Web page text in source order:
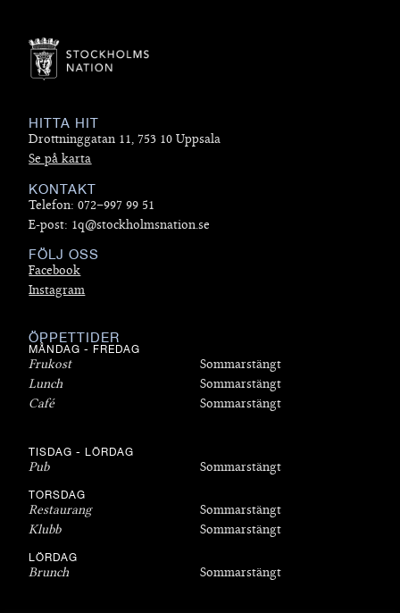
HITTA HIT
Drottninggatan 11, 753 10 Uppsala
Se på karta
KONTAKT
Telefon: 072–997 99 51
E-post: 1q@stockholmsnation.se
FÖLJ OSS
Facebook
Instagram
ÖPPETTIDER
MÅNDAG - FREDAG
Frukost
Lunch
Café
Sommarstängt
Sommarstängt
Sommarstängt
TISDAG - LÖRDAG
Pub Sommarstängt
TORSDAG
Restaurang
Klubb
Sommarstängt
Sommarstängt
LÖRDAG
Brunch Sommarstängt